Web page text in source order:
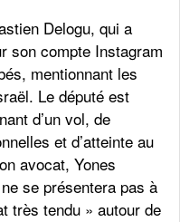
Delogu, qui a
son compte Instagram
mentionnant les
Le député est
d’un vol, de
et d’atteinte au
avocat, Yones
se présentera pas à
très tendu » autour de